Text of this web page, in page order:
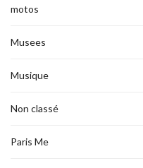
motos
Musees
Musique
Non classé
Paris Me